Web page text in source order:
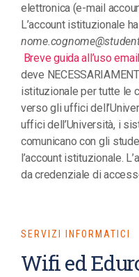
elettronica (e-mail
L’account istituzionale
Breve guida all’uso
deve
istituzionale per tutte le
verso gli uffici
uffici dell’Università, i
comunicano con gli
l’account istituzionale.
da credenziale di
SERVIZI INFORMATICI
Wifi ed